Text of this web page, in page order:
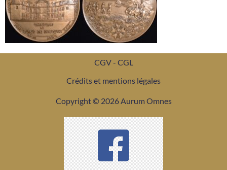
CGV - CGL
Crédits et mentions légales
Copyright © 2026 Aurum Omnes